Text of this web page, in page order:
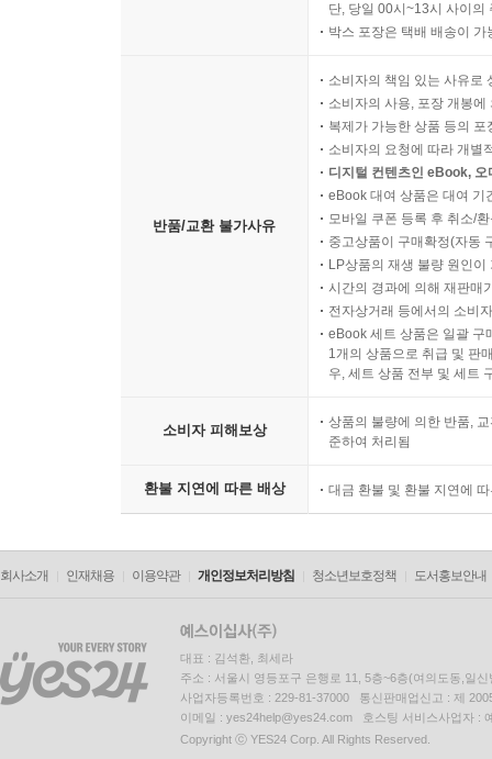
단, 당일 00시~13시 사이의
박스 포장은 택배 배송이
반품/교환 불가사유
소비자의 책임 있는 사유로
소비자의 사용, 포장 개봉
복제가 가능한 상품 등의
소비자의 요청에 따라 개별
디지털 컨텐츠인 eBook,
eBook 대여 상품은 대여 기
모바일 쿠폰 등록 후 취소/
중고상품이 구매확정(자동
LP상품의 재생 불량 원인
시간의 경과에 의해 재판매
전자상거래 등에서의 소비
eBook 세트 상품은 일괄 구
1개의 상품으로 취급 및 판
우, 세트 상품 전부 및 세트
소비자 피해보상
상품의 불량에 의한 반품,
준하여 처리됨
환불 지연에 따른 배상 대금 환불 및 환불 지연에
회사소개 인재채용 이용약관 개인정보처리방침 청소년보호정책 도서홍보안내
대표 : 김석환, 최세라
주소 : 서울시 영등포구 은행로 11, 5층~6층(여의도동,일신
사업자등록번호 : 229-81-37000 통신판매업신고 : 제
이메일 : yes24help@yes24.com 호스팅 서비스사업자 :
Copyright ⓒ YES24 Corp. All Rights Reserved.